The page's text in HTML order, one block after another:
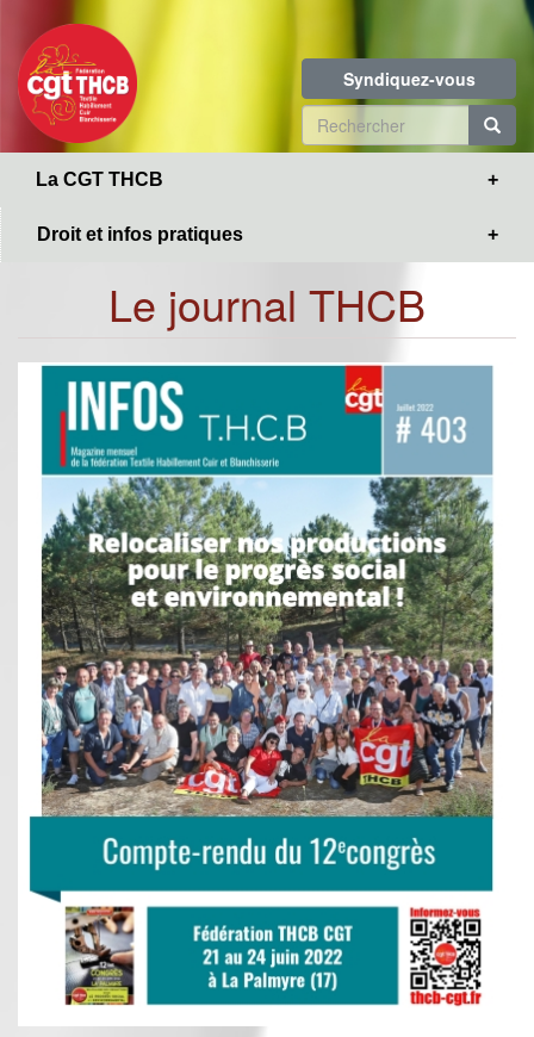
contenu
principal
Syndiquez-vous
Formulaire
de
La CGT THCB
Droit et infos pratiques
Le journal THCB